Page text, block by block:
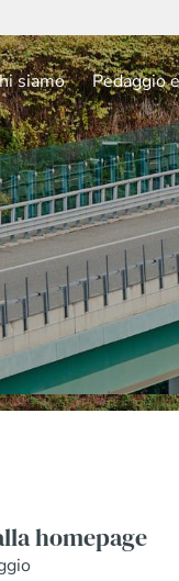
siamo Pedaggio
homepage